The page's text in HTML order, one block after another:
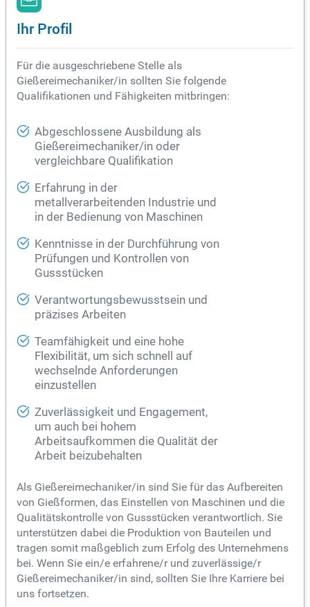
Ihr Profil
Für die ausgeschriebene Stelle als
Gießereimechaniker/in sollten Sie folgende
Qualifikationen und Fähigkeiten mitbringen:
Abgeschlossene Ausbildung als
Gießereimechaniker/in oder
vergleichbare Qualifikation
Erfahrung in der
metallverarbeitenden Industrie und
in der Bedienung von Maschinen
Kenntnisse in der Durchführung von
Prüfungen und Kontrollen von
Gussstücken
Verantwortungsbewusstsein und
präzises Arbeiten
Teamfähigkeit und eine hohe
Flexibilität, um sich schnell auf
wechselnde Anforderungen
einzustellen
Zuverlässigkeit und Engagement,
um auch bei hohem
Arbeitsaufkommen die Qualität der
Arbeit beizubehalten
Als Gießereimechaniker/in sind Sie für das Aufbereiten
von Gießformen, das Einstellen von Maschinen und die
Qualitätskontrolle von Gussstücken verantwortlich. Sie
unterstützen dabei die Produktion von Bauteilen und
tragen somit maßgeblich zum Erfolg des Unternehmens
bei. Wenn Sie ein/e erfahrene/r und zuverlässige/r
Gießereimechaniker/in sind, sollten Sie Ihre Karriere bei
uns fortsetzen.